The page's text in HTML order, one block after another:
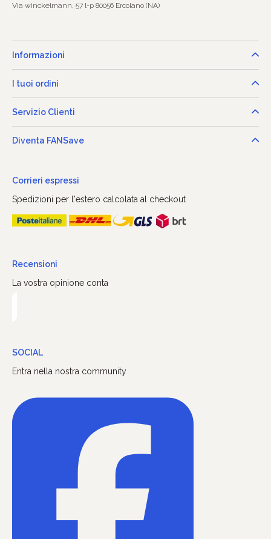
Via winckelmann, 57 l-p 80056 Ercolano (NA)
Informazioni
I tuoi ordini
Servizio Clienti
Diventa FANSave
Corrieri espressi
Spedizioni per l'estero calcolata al checkout
Recensioni
La vostra opinione conta
SOCIAL
Entra nella nostra community